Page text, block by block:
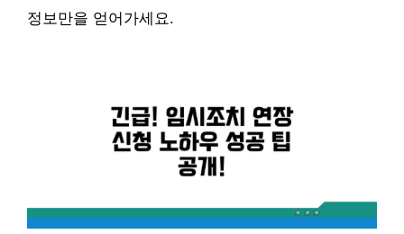
정보만을 얻어가세요.